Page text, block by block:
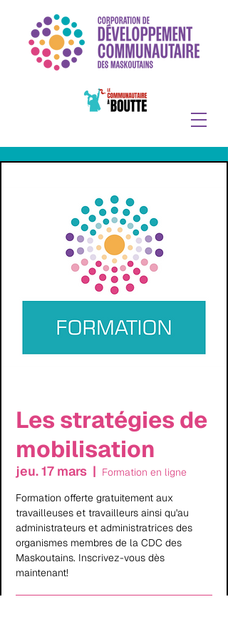
Les stratégies de
mobilisation
jeu. 17 mars
  |
Formation en ligne
Formation offerte gratuitement aux
travailleuses et travailleurs ainsi qu'au
administrateurs et administratrices des
organismes membres de la CDC des
Maskoutains. Inscrivez-vous dès
maintenant!